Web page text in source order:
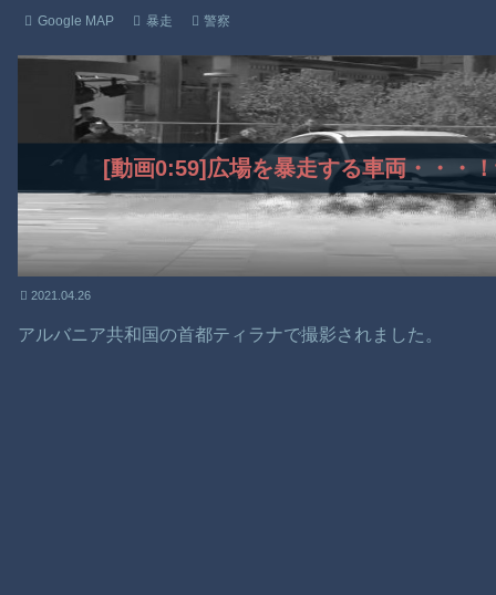
Google MAP 暴走 警察
[動画0:59]広場を暴走する車両・・・
2021.04.26
アルバニア共和国の首都ティラナで撮影されました。